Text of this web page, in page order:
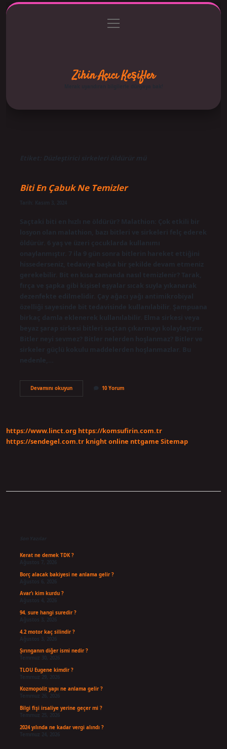
Gizlilik Politikası
menüyü
aç
Zihin Açıcı Keşifler
Merak uyandıran bilgilerle dünyaya bak!
Etiket: Düzleştirici sirkeleri öldürür mü
Biti En Çabuk Ne Temizler
Saçtaki biti en hızlı ne öldürür? Malathion: Çok etkili bir
losyon olan malathion, bazı bitleri ve sirkeleri felç ederek
öldürür. 6 yaş ve üzeri çocuklarda kullanımı
onaylanmıştır. 7 ila 9 gün sonra bitlerin hareket ettiğini
hissederseniz, tedaviye başka bir şekilde devam etmeniz
gerekebilir. Bit en kısa zamanda nasıl temizlenir? Tarak,
fırça ve şapka gibi kişisel eşyalar sıcak suyla yıkanarak
dezenfekte edilmelidir. Çay ağacı yağı antimikrobiyal
özelliği sayesinde bit tedavisinde kullanılabilir. Şampuana
birkaç damla eklenerek kullanılabilir. Elma sirkesi veya
beyaz şarap sirkesi bitleri saçtan çıkarmayı kolaylaştırır.
Bitler neyi sevmez? Bitler nelerden hoşlanmaz? Bitler ve
sirkeler güçlü kokulu maddelerden hoşlanmazlar. Bu
Devamını okuyunBiti
En
10 Yorum
https://www.linct.org https://komsufirin.com.tr
https://sendegel.com.tr knight online nttgame Sitemap
Son Yazılar
Kerat ne demek TDK ?
Ağustos 7, 2026
Borç alacak bakiyesi ne anlama gelir ?
Ağustos 6, 2026
Avar’ı kim kurdu ?
Ağustos 4, 2026
94. sure hangi suredir ?
Ağustos 3, 2026
4.2 motor kaç silindir ?
Ağustos 3, 2026
Şırınganın diğer ismi nedir ?
TLOU Eugene kimdir ?
Temmuz 29, 2026
Kozmopolit yapı ne anlama gelir ?
Bilgi fişi irsaliye yerine geçer mi ?
Temmuz 25, 2026
2024 yılında ne kadar vergi alındı ?